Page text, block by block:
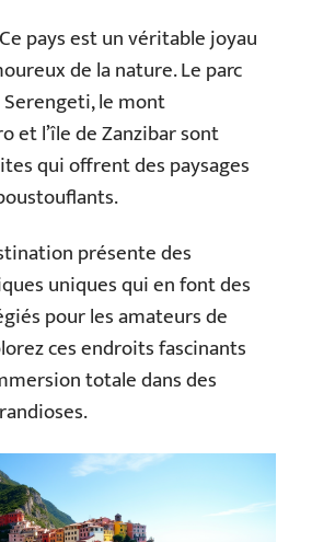
pays est un véritable joyau
de la nature. Le parc
le mont
et l’île de Zanzibar sont
qui offrent des paysages
présente des
uniques qui en font des
pour les amateurs de
ces endroits fascinants
totale dans des